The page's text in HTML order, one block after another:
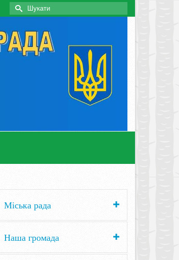
Search
for:
Міська рада
Наша громада